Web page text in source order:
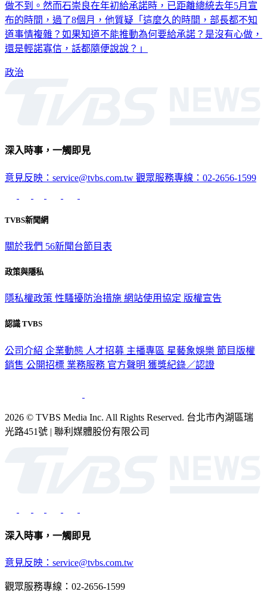
做不到。然而石崇良在年初給承諾時，已距離總統去年5月宣
布的時間，過了8個月，他質疑「這麼久的時間，部長都不知
道事情複雜？如果知道不能推動為何要給承諾？是沒有心做，
還是輕諾寡信，話都隨便說說？」
政治
深入時事，一觸即見
意見反映：service@tvbs.com.tw 觀眾服務專線：02-2656-1599
TVBS新聞網
關於我們 56新聞台節目表
政策與隱私
隱私權政策 性騷擾防治措施 網站使用協定 版權宣告
認識 TVBS
公司介紹 企業動態 人才招募 主播專區 星藝象娛樂 節目版權
銷售 公開招標 業務服務 官方聲明 獲獎紀錄／認證
2026 © TVBS Media Inc. All Rights Reserved. 台北市內湖區瑞
光路451號 | 聯利媒體股份有限公司
深入時事，一觸即見
意見反映：service@tvbs.com.tw
觀眾服務專線：02-2656-1599